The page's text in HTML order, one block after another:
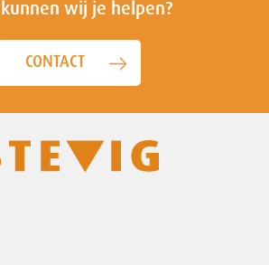
wij je helpen?
CONTACT